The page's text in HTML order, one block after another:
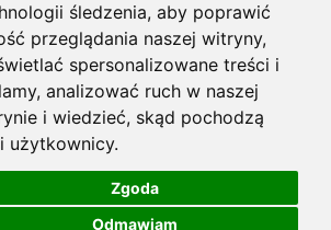
śledzenia, aby poprawić
przeglądania naszej witryny,
spersonalizowane treści i
analizować ruch w naszej
i wiedzieć, skąd pochodzą
użytkownicy.
Zgoda
Odmawiam
Warszawa. Nazwa miasta zaczęła
w XIV wieku jako Warszewa, a od XV wieku
Zmiana nazwy na Warszawa w XV wieku
mazowieckiej wymowy dialektycznej.